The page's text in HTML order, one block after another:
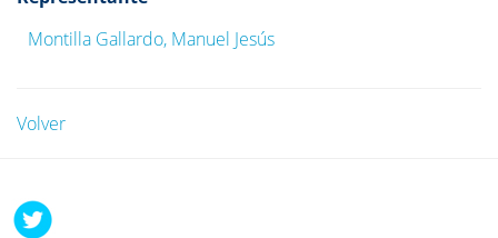
Montilla Gallardo, Manuel Jesús
Volver